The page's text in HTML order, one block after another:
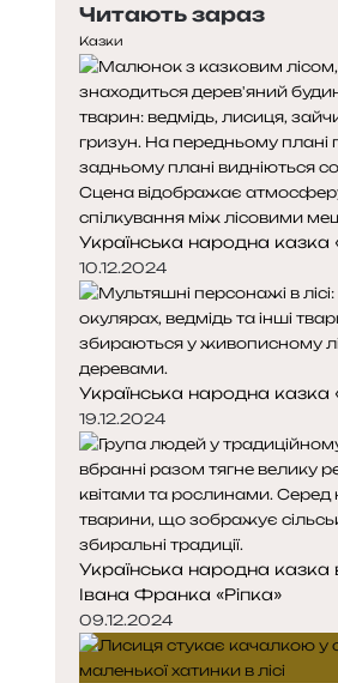
р
е
д
н
я
с
т
о
р
і
н
к
а
т
у
п
н
а
с
т
о
р
і
н
к
а
Читають зараз
Казки
Українська народна казка
10.12.2024
Українська народна
19.12.2024
Українська народна казка
Івана Франка «Ріпка»
09.12.2024